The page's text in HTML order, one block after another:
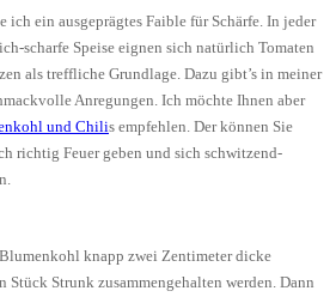
ich ein ausgeprägtes Faible für Schärfe. In jeder
scharfe Speise eignen sich natürlich Tomaten
als treffliche Grundlage. Dazu gibt’s in meiner
Anregungen. Ich möchte Ihnen aber
und Chilis empfehlen. Der können Sie
richtig Feuer geben und sich schwitzend-
knapp zwei Zentimeter dicke
Stück Strunk zusammengehalten werden. Dann